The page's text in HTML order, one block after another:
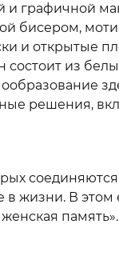
и графичной
бисером,
и открытые
из
решения,
соединяются
в жизни. В этом
память».